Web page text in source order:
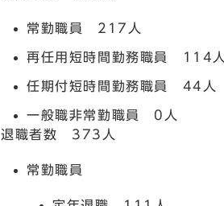
常勤職員 217人
再任用短時間勤務職員 114人
任期付短時間勤務職員 44人
一般職非常勤職員 0人
退職者数 373人
常勤職員